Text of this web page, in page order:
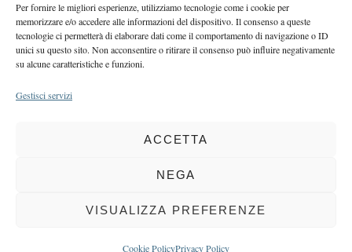
Per fornire le migliori esperienze, utilizziamo tecnologie come i cookie per
memorizzare e/o accedere alle informazioni del dispositivo. Il consenso a queste
tecnologie ci permetterà di elaborare dati come il comportamento di navigazione o ID
unici su questo sito. Non acconsentire o ritirare il consenso può influire negativamente
su alcune caratteristiche e funzioni.
Gestisci servizi
ACCETTA
NEGA
VISUALIZZA PREFERENZE
Cookie PolicyPrivacy Policy
Crescere restando riconoscibili
EDITORIALE PRESIDENTE
Costruire futuro insieme
COPYRIGHT 2025 LA VOCE |PRIVACY
BCC DI BUSTO GAROLFO E BUGUGGIATE